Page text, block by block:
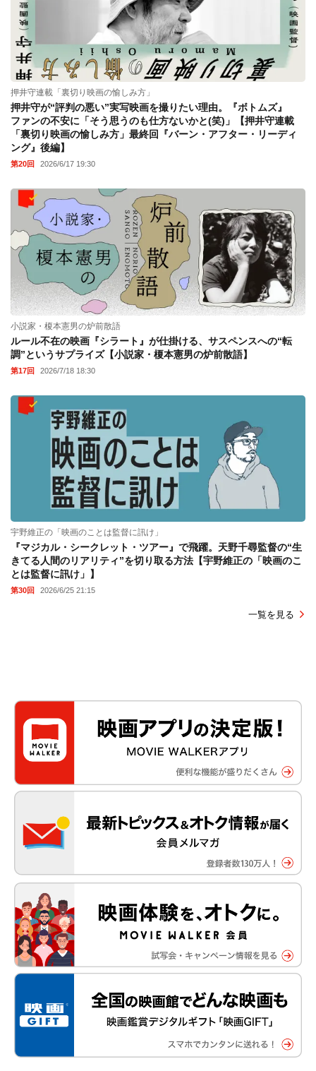
押井守連載「裏切り映画の愉しみ方」
押井守が“評判の悪い”実写映画を撮りたい理由。『ボトムズ』
ファンの不安に「そう思うのも仕方ないかと(笑)」【押井守連載
「裏切り映画の愉しみ方」最終回『バーン・アフター・リーディ
ング』後編】
第20回 2026/6/17 19:30
小説家・榎本憲男の炉前散語
ルール不在の映画『シラート』が仕掛ける、サスペンスへの“転
調”というサプライズ【小説家・榎本憲男の炉前散語】
第17回 2026/7/18 18:30
宇野維正の「映画のことは監督に訊け」
『マジカル・シークレット・ツアー』で飛躍。天野千尋監督の“生
きてる人間のリアリティ”を切り取る方法【宇野維正の「映画のこ
とは監督に訊け」】
第30回 2026/6/25 21:15
一覧を見る